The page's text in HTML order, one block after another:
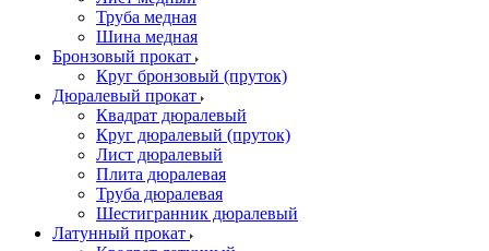
Труба медная
Шина медная
Бронзовый прокат
Круг бронзовый (пруток)
Дюралевый прокат
Квадрат дюралевый
Круг дюралевый (пруток)
Лист дюралевый
Плита дюралевая
Труба дюралевая
Шестигранник дюралевый
Латунный прокат